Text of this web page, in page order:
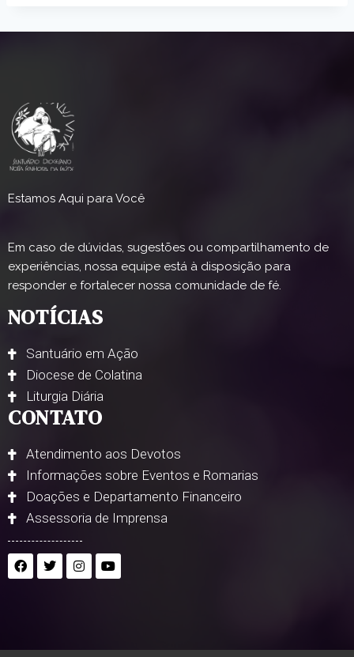
Estamos Aqui para Você
Em caso de dúvidas, sugestões ou compartilhamento de
experiências, nossa equipe está à disposição para
responder e fortalecer nossa comunidade de fé.
NOTÍCIAS
Santuário em Ação
Diocese de Colatina
Liturgia Diária
CONTATO
Atendimento aos Devotos
Informações sobre Eventos e Romarias
Doações e Departamento Financeiro
Assessoria de Imprensa